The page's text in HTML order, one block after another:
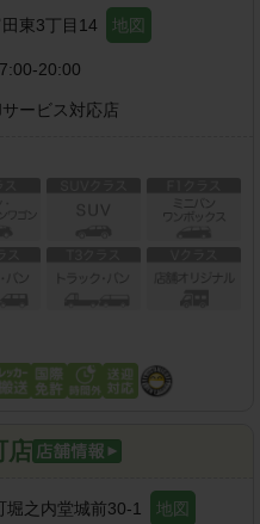
東3丁目14 地図
20:00
ービス対応店
店
堀之内堂城前30-1 地図